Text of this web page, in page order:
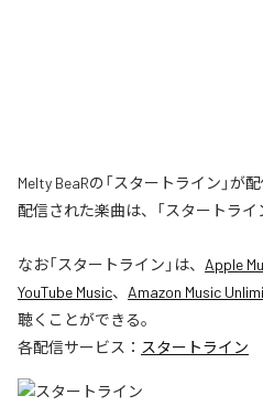
Melty BeaRの「スタートライン」
配信された楽曲は、「スタートライ
なお「スタートライン 」は、 Apple
YouTube Music、 Amazon Music
聴くことができる。
各配信サービス： スタートライン